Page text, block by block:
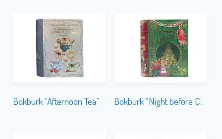
Bokburk “Afternoon Tea” Bokburk “Night before Christmas”